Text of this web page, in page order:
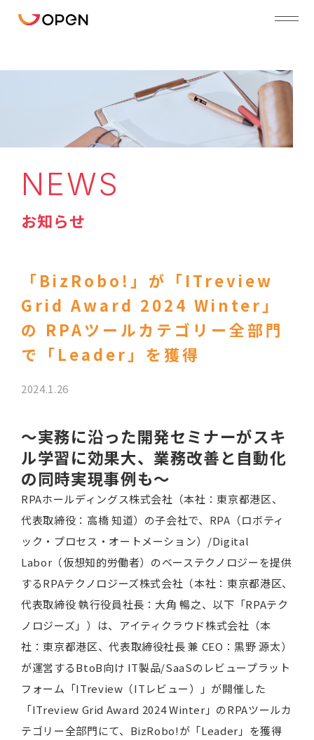
NEWS
お知らせ
「BizRobo!」が「ITreview
Grid Award 2024 Winter」
の RPAツールカテゴリー全部門
で「Leader」を獲得
2024.1.26
～実務に沿った開発セミナーがスキ
ル学習に効果大、業務改善と自動化
の同時実現事例も～
RPAホールディングス株式会社（本社：東京都港区、
代表取締役：高橋 知道）の子会社で、RPA（ロボティ
ック・プロセス・オートメーション）/Digital
Labor（仮想知的労働者）のベーステクノロジーを提供
するRPAテクノロジーズ株式会社（本社：東京都港区、
代表取締役 執行役員社長：大角 暢之、以下「RPAテク
ノロジーズ」）は、アイティクラウド株式会社（本
社：東京都港区、代表取締役社長 兼 CEO：黒野 源太）
が運営するBtoB向け IT製品/SaaSのレビュープラット
フォーム「ITreview（ITレビュー）」が開催した
「ITreview Grid Award 2024 Winter」のRPAツールカ
テゴリー全部門にて、BizRobo!が「Leader」を獲得